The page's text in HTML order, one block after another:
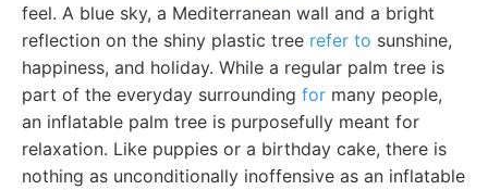
feel. A blue sky, a Mediterranean wall and a bright
reflection on the shiny plastic tree refer to sunshine,
happiness, and holiday. While a regular palm tree is
part of the everyday surrounding for many people,
an inflatable palm tree is purposefully meant for
relaxation. Like puppies or a birthday cake, there is
nothing as unconditionally inoffensive as an inflatable